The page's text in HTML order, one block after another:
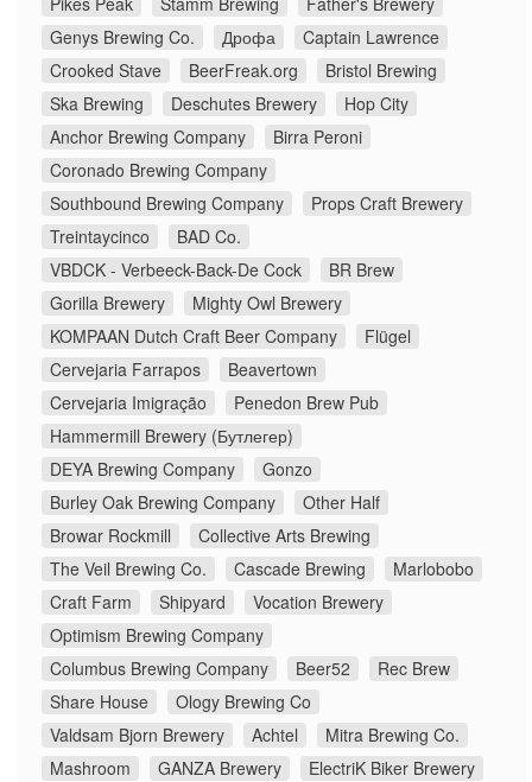
Genys Brewing Co.
Дрофа
Captain Lawrence
Crooked Stave
BeerFreak.org
Bristol Brewing
Ska Brewing
Deschutes Brewery
Hop City
Anchor Brewing Company
Birra Peroni
Coronado Brewing Company
Southbound Brewing Company
Props Craft Brewery
Treintaycinco
BAD Co.
VBDCK - Verbeeck-Back-De Cock
BR Brew
Gorilla Brewery
Mighty Owl Brewery
KOMPAAN Dutch Craft Beer Company
Flügel
Cervejaria Farrapos
Beavertown
Cervejaria Imigração
Penedon Brew Pub
Hammermill Brewery (Бутлегер)
DEYA Brewing Company
Gonzo
Burley Oak Brewing Company
Other Half
Browar Rockmill
Collective Arts Brewing
The Veil Brewing Co.
Cascade Brewing
Marlobobo
Craft Farm
Shipyard
Vocation Brewery
Optimism Brewing Company
Columbus Brewing Company
Beer52
Rec Brew
Share House
Ology Brewing Co
Valdsam Bjorn Brewery
Achtel
Mitra Brewing Co.
Mashroom
GANZA Brewery
ElectriK Biker Brewery